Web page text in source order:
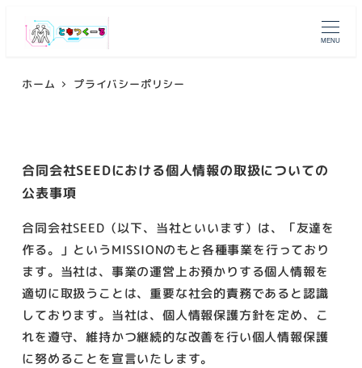
MENU
ホーム プライバシーポリシー
合同会社SEEDにおける個人情報の取扱についての
公表事項
合同会社SEED（以下、当社といいます）は、「友達を
作る。」というMISSIONのもと各種事業を行っており
ます。当社は、事業の運営上お預かりする個人情報を
適切に取扱うことは、重要な社会的責務であると認識
しております。当社は、個人情報保護方針を定め、こ
れを遵守、維持かつ継続的な改善を行い個人情報保護
に努めることを宣言いたします。